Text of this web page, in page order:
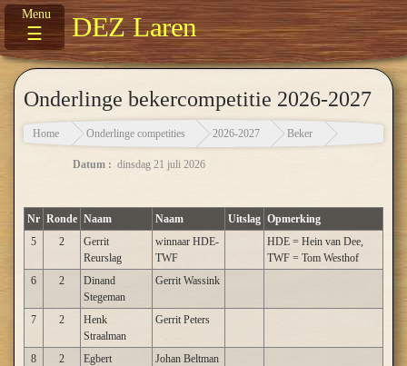
☰ DEZ Laren
Onderlinge bekercompetitie 2026-2027
Home Onderlinge competities 2026-2027 Beker
Datum : dinsdag 21 juli 2026
Nr Ronde Naam Naam Uitslag Opmerking
5
2
Gerrit
Reurslag
winnaar HDE-
TWF
HDE = Hein van Dee,
TWF = Tom Westhof
6
2
Dinand
Stegeman
Gerrit Wassink
7 2
Henk
Straalman
Gerrit Peters
8 2
Egbert
Johan Beltman